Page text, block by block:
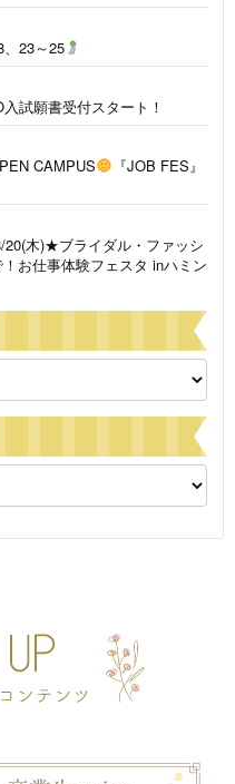
23～25
試願書受付スタート！
CAMPUS
『JOB FES』
木)★ブライダル・ファッシ
お仕事体験フェスタ inハミン